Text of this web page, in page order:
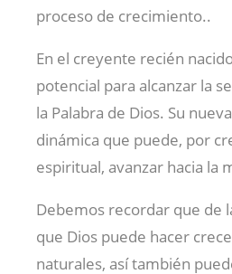
proceso de crecimiento..
En el creyente recién
potencial para alcanzar la
la Palabra de Dios. Su
dinámica que puede, por
espiritual, avanzar hacia la
Debemos recordar que de
que Dios puede hacer
naturales, así también